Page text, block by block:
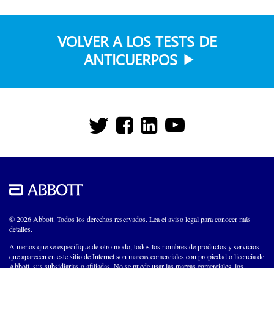
VOLVER A LOS TESTS DE
ANTICUERPOS
© 2026 Abbott. Todos los derechos reservados. Lea el aviso legal para conocer más
detalles.
A menos que se especifique de otro modo, todos los nombres de productos y servicios
que aparecen en este sitio de Internet son marcas comerciales con propiedad o licencia de
Abbott, sus subsidiarias o afiliadas. No se puede usar las marcas comerciales, los